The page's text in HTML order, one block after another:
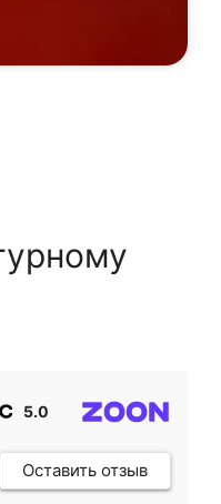
5.0
Оставить отзыв